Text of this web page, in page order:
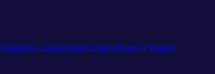
Juego Duvet, Cobija Bunny y Toallas